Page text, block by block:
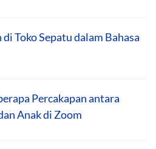
di Toko Sepatu dalam Bahasa
Percakapan antara
Anak di Zoom